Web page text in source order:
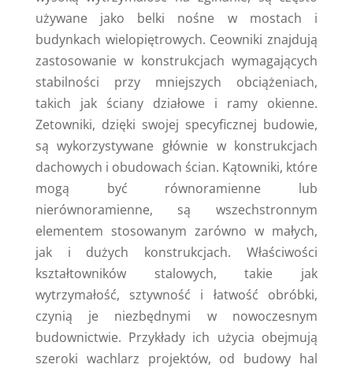
używane jako belki nośne w mostach i
budynkach wielopiętrowych. Ceowniki znajdują
zastosowanie w konstrukcjach wymagających
stabilności przy mniejszych obciążeniach,
takich jak ściany działowe i ramy okienne.
Zetowniki, dzięki swojej specyficznej budowie,
są wykorzystywane głównie w konstrukcjach
dachowych i obudowach ścian. Kątowniki, które
mogą być równoramienne lub
nierównoramienne, są wszechstronnym
elementem stosowanym zarówno w małych,
jak i dużych konstrukcjach. Właściwości
kształtowników stalowych, takie jak
wytrzymałość, sztywność i łatwość obróbki,
czynią je niezbędnymi w nowoczesnym
budownictwie. Przykłady ich użycia obejmują
szeroki wachlarz projektów, od budowy hal